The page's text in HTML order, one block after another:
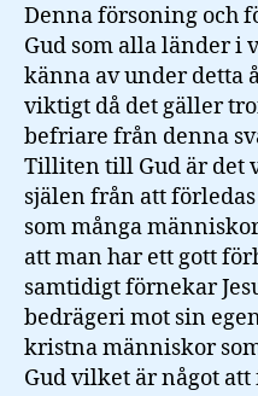
Denna försoning och
Gud som alla länder i
känna av under detta
viktigt då det gäller
befriare från denna
Tilliten till Gud är det
själen från att
som många
att man har ett gott
samtidigt förnekar
bedrägeri mot sin
kristna människor
Gud vilket är något att